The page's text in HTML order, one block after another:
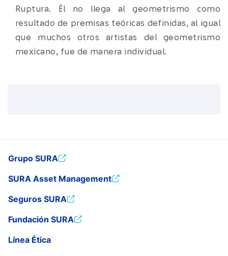
Ruptura. Él no llega al geometrismo como
resultado de premisas teóricas definidas, al igual
que muchos otros artistas del geometrismo
mexicano, fue de manera individual.
Grupo SURA
SURA Asset Management
Seguros SURA
Fundación SURA
Línea Ética